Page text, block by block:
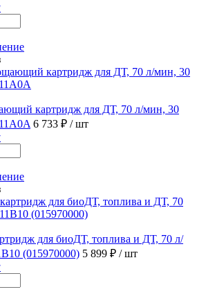
картридж для ДТ, 70 л/мин, 30
6 733 ₽ / шт
для биоДТ, топлива и ДТ, 70 л/
(015970000) 5 899 ₽ / шт